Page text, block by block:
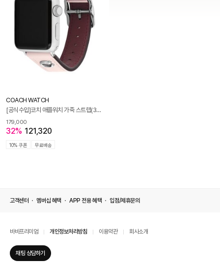
COACH WATCH
[공식수입]코치 애플워치 가죽 스트랩(38/40mm) 14700087
179,000
32% 121,320
10% 쿠폰 무료배송
고객센터 멤버십 혜택 APP 전용 혜택 입점/제휴문의
바바프리미엄 개인정보처리방침 이용약관 회사소개
채팅 상담하기